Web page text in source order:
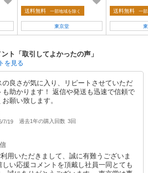
送料無料 一部地域を除く
東京堂
送料無料 一
ト「取引してよかったの声」
を見る
の良さが気に入り、リピートさせていただ
も助かります！ 返信や発送も迅速で信頼で
願い致します。
7/19 過去1年の購入回数 3回
用いただきまして、誠に有難うございま
い応援コメントを頂戴し社員一同とても